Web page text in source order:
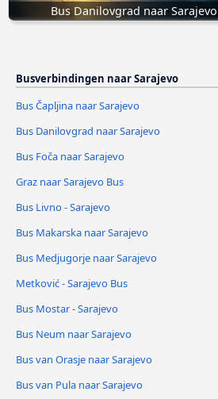
Bus Danilovgrad naar Sarajevo
Busverbindingen naar Sarajevo
Bus Čapljina naar Sarajevo
Bus Danilovgrad naar Sarajevo
Bus Foča naar Sarajevo
Graz naar Sarajevo Bus
Bus Livno - Sarajevo
Bus Makarska naar Sarajevo
Bus Medjugorje naar Sarajevo
Metković - Sarajevo Bus
Bus Mostar - Sarajevo
Bus Neum naar Sarajevo
Bus van Orasje naar Sarajevo
Bus van Pula naar Sarajevo